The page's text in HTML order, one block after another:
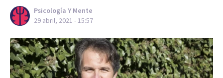
Psicología Y Mente
29 abril, 2021 - 15:57